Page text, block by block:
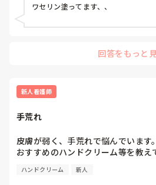
ワセリン塗ってます、、
回答をもっと
新人看護師
手荒れ
皮膚が弱く、手荒れで悩んでいます。
おすすめのハンドクリーム等を教え
ハンドクリーム 新人